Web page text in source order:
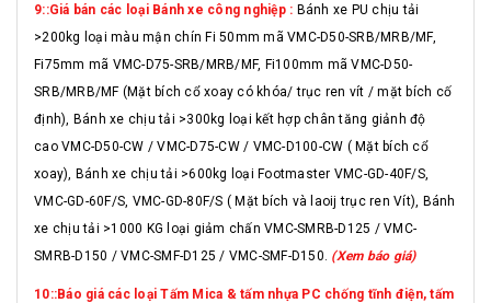
9::Giá bán các loại Bánh xe công nghiệp : Bánh xe PU chịu tải
>200kg loại màu mận chín Fi 50mm mã VMC-D50-SRB/MRB/MF,
Fi75mm mã VMC-D75-SRB/MRB/MF, Fi100mm mã VMC-D50-
SRB/MRB/MF (Mặt bích cổ xoay có khóa/ trục ren vít / mặt bích cố
định), Bánh xe chịu tải >300kg loại kết hợp chân tăng giảnh độ
cao VMC-D50-CW / VMC-D75-CW / VMC-D100-CW ( Mặt bích cổ
xoay), Bánh xe chịu tải >600kg loại Footmaster VMC-GD-40F/S,
VMC-GD-60F/S, VMC-GD-80F/S ( Mặt bích và laoij trục ren Vít), Bánh
xe chịu tải >1000 KG loại giảm chấn VMC-SMRB-D125 / VMC-
SMRB-D150 / VMC-SMF-D125 / VMC-SMF-D150. (Xem báo giá)
10::Báo giá các loại Tấm Mica & tấm nhựa PC chống tĩnh điện, tấm